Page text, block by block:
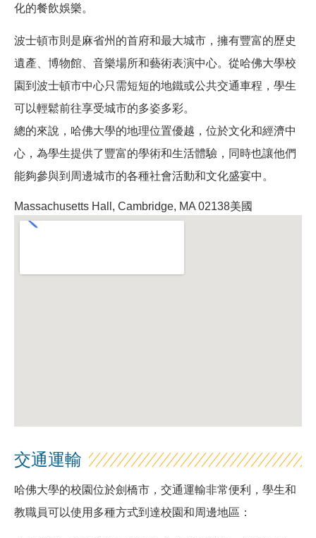
化的餐飲娛樂。
波士頓市則是麻省州的首府和最大城市，擁有豐富的歷史
遺產、博物館、音樂場所和藝術表演中心。從哈佛大學校
園到波士頓市中心只需短短的地鐵或公共交通車程，學生
可以輕鬆前往享受城市的多姿多彩。
總的來說，哈佛大學的地理位置優越，位於文化和經濟中
心，為學生提供了豐富的學術和生活體驗，同時也讓他們
能夠參與到周邊城市的各種社會活動和文化盛宴中。
Massachusetts Hall, Cambridge, MA 02138美國
交通運輸
哈佛大學的校園位於劍橋市，交通運輸非常便利，學生和
教職員可以使用多種方式到達校園和周邊地區：